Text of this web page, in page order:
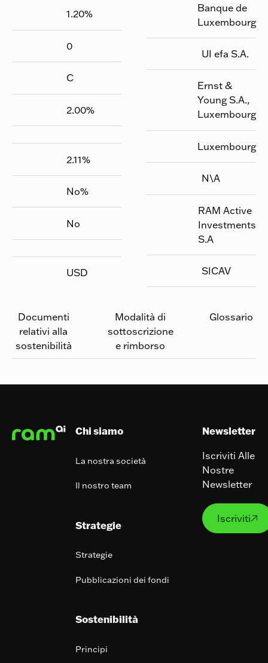
1.20%
0
C
2.00%
2.11%
No%
No
USD
Banque de
Luxembourg
UI efa S.A.
Ernst &
Young S.A.,
Luxembourg
Luxembourg
N\A
RAM Active
Investments
S.A
SICAV
Documenti
relativi alla
sostenibilità
Modalità di
sottoscrizione
e rimborso
Glossario
Chi siamo
La nostra società
Il nostro team
Strategie
Strategie
Pubblicazioni dei fondi
Sostenibilità
Principi
Newsletter
Iscriviti Alle
Nostre
Newsletter
Iscriviti